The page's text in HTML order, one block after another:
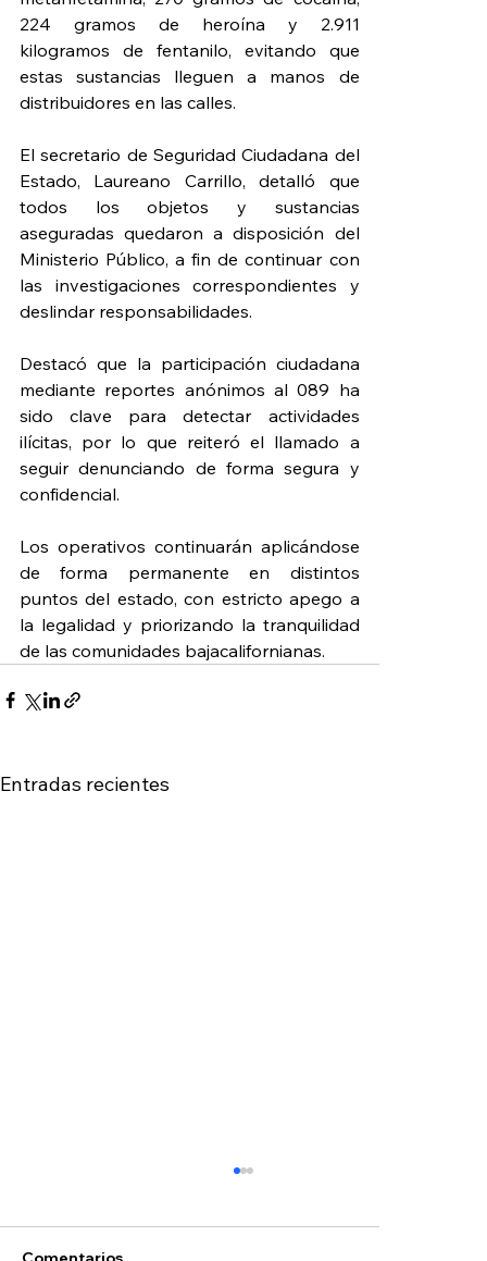
224 gramos de heroína y 2.911
kilogramos de fentanilo, evitando que
estas sustancias lleguen a manos de
distribuidores en las calles.
El secretario de Seguridad Ciudadana del
Estado, Laureano Carrillo, detalló que
todos los objetos y sustancias
aseguradas quedaron a disposición del
Ministerio Público, a fin de continuar con
las investigaciones correspondientes y
deslindar responsabilidades.
Destacó que la participación ciudadana
mediante reportes anónimos al 089 ha
sido clave para detectar actividades
ilícitas, por lo que reiteró el llamado a
seguir denunciando de forma segura y
confidencial.
Los operativos continuarán aplicándose
de forma permanente en distintos
puntos del estado, con estricto apego a
la legalidad y priorizando la tranquilidad
de las comunidades bajacalifornianas.
Entradas recientes